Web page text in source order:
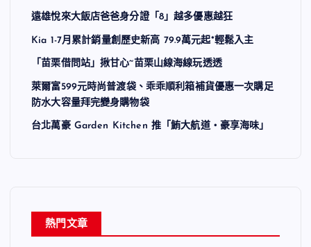
遠雄悅來大飯店爸爸身分證「8」越多優惠越狂
Kia 1-7月累計銷量創歷史新高 79.9萬元起*輕鬆入主
「苗栗借問站」揪甘心~苗栗山線海線玩透透
萊爾富599元時尚普渡袋、乖乖順利箱補貨優惠一次購足
防水大容量拜完變身購物袋
台北萬豪 Garden Kitchen 推「鮪大航道・豪享海味」
熱門文章